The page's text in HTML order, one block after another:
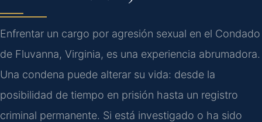
Enfrentar un cargo por agresión sexual en el Condado
de Fluvanna, Virginia, es una experiencia abrumadora.
Una condena puede alterar su vida: desde la
posibilidad de tiempo en prisión hasta un registro
criminal permanente. Si está investigado o ha sido